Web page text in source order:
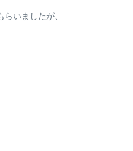
いましたが、